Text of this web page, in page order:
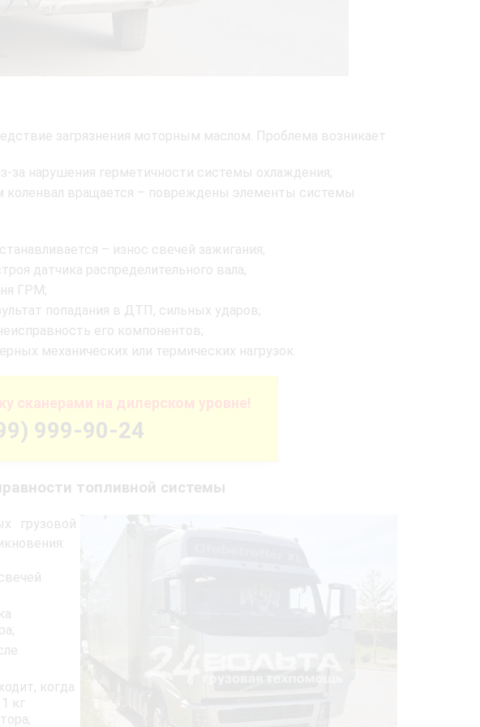
загрязнения моторным маслом. Проблема возникает
за нарушения герметичности системы охлаждения;
коленвал вращается – повреждены элементы системы
– износ свечей зажигания;
датчика распределительного вала;
ГРМ;
попадания в ДТП, сильных ударов;
его компонентов;
механических или термических нагрузок.
сканерами на дилерском уровне!
999-90-24
топливной системы
грузовой
когда
кг